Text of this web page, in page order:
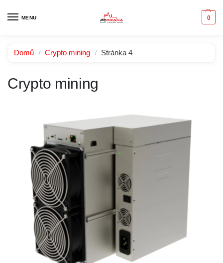
MENU 0
Domů / Crypto mining / Stránka 4
Crypto mining